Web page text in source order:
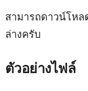
สามารถดาวน์โหล
ล่างครับ
ตัวอย่างไฟล์